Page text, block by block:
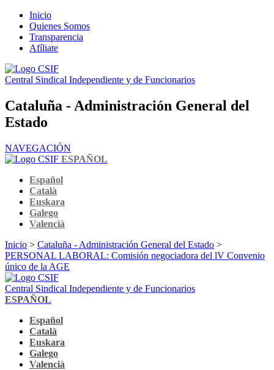
Inicio
Quienes Somos
Transparencia
Afíliate
Central Sindical Independiente y de Funcionarios
Cataluña - Administración General del
Estado
NAVEGACIÓN
ESPAÑOL
Español
Català
Euskara
Galego
Valencià
Inicio > Cataluña - Administración General del Estado >
PERSONAL LABORAL: Comisión negociadora del lV Convenio
único de la AGE
Central Sindical Independiente y de Funcionarios
ESPAÑOL
Español
Català
Euskara
Galego
Valencià